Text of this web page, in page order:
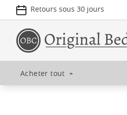
Retours sous 30 jours
Acheter tout +